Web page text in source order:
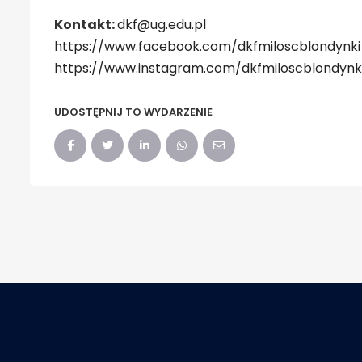
Kontakt:dkf@ug.edu.pl
https://www.facebook.com/dkfmiloscblondynki
https://www.instagram.com/
UDOSTĘPNIJ TO WYDARZENIE